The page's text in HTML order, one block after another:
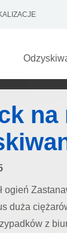
na
ogień
duża
z